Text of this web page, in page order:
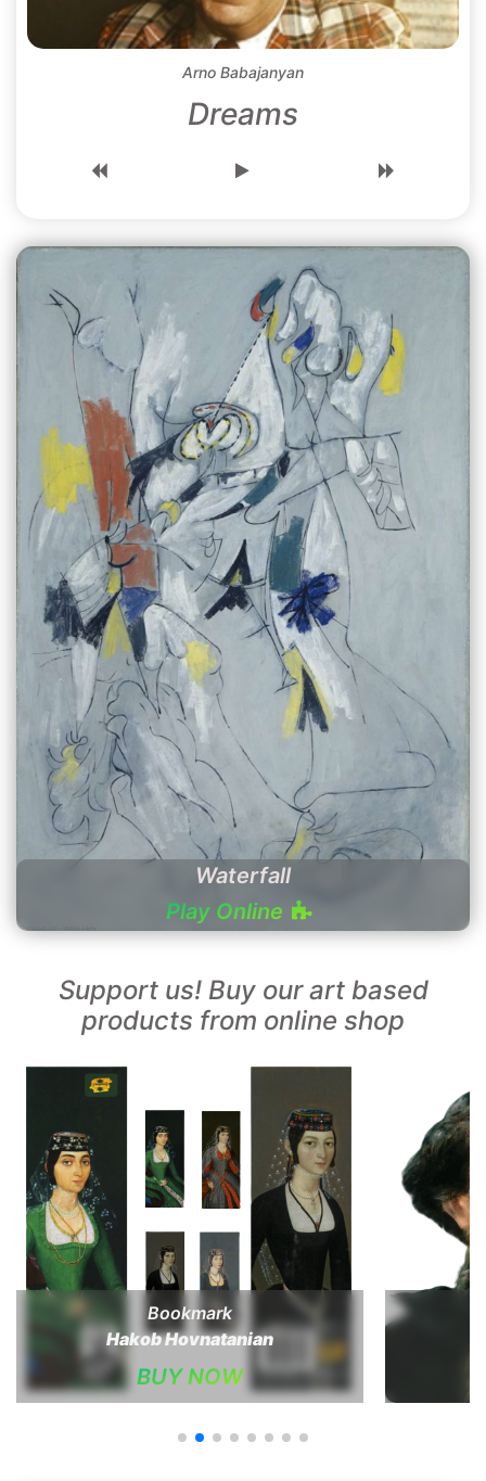
Arno Babajanyan
Dreams
Waterfall
Play Online
Support us! Buy our art based
products from online shop
Bookmark
Hakob Hovnatanian
BUY NOW